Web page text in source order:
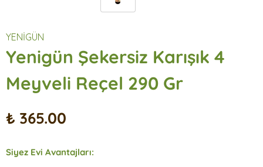
YENİGÜN
Yenigün Şekersiz Karışık 4
Meyveli Reçel 290 Gr
₺ 365.00
Siyez Evi Avantajları: